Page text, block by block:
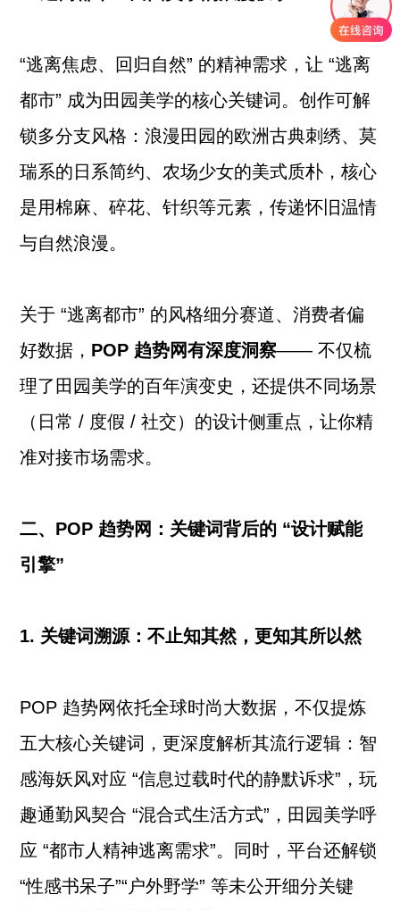
“逃离焦虑、回归自然” 的精神需求，让 “逃离
都市” 成为田园美学的核心关键词。创作可解
锁多分支风格：浪漫田园的欧洲古典刺绣、莫
瑞系的日系简约、农场少女的美式质朴，核心
是用棉麻、碎花、针织等元素，传递怀旧温情
与自然浪漫。
关于 “逃离都市” 的风格细分赛道、消费者偏
好数据， POP 趋势网有深度洞察—— 不仅梳
理了田园美学的百年演变史，还提供不同场景
（日常 / 度假 / 社交）的设计侧重点，让你精
准对接市场需求。
二、POP 趋势网：关键词背后的 “设计赋能
引擎”
1. 关键词溯源：不止知其然，更知其所以然
POP 趋势网依托全球时尚大数据，不仅提炼
五大核心关键词，更深度解析其流行逻辑：智
感海妖风对应 “信息过载时代的静默诉求”，玩
趣通勤风契合 “混合式生活方式”，田园美学呼
应 “都市人精神逃离需求”。同时，平台还解锁
“性感书呆子”“户外野学” 等未公开细分关键